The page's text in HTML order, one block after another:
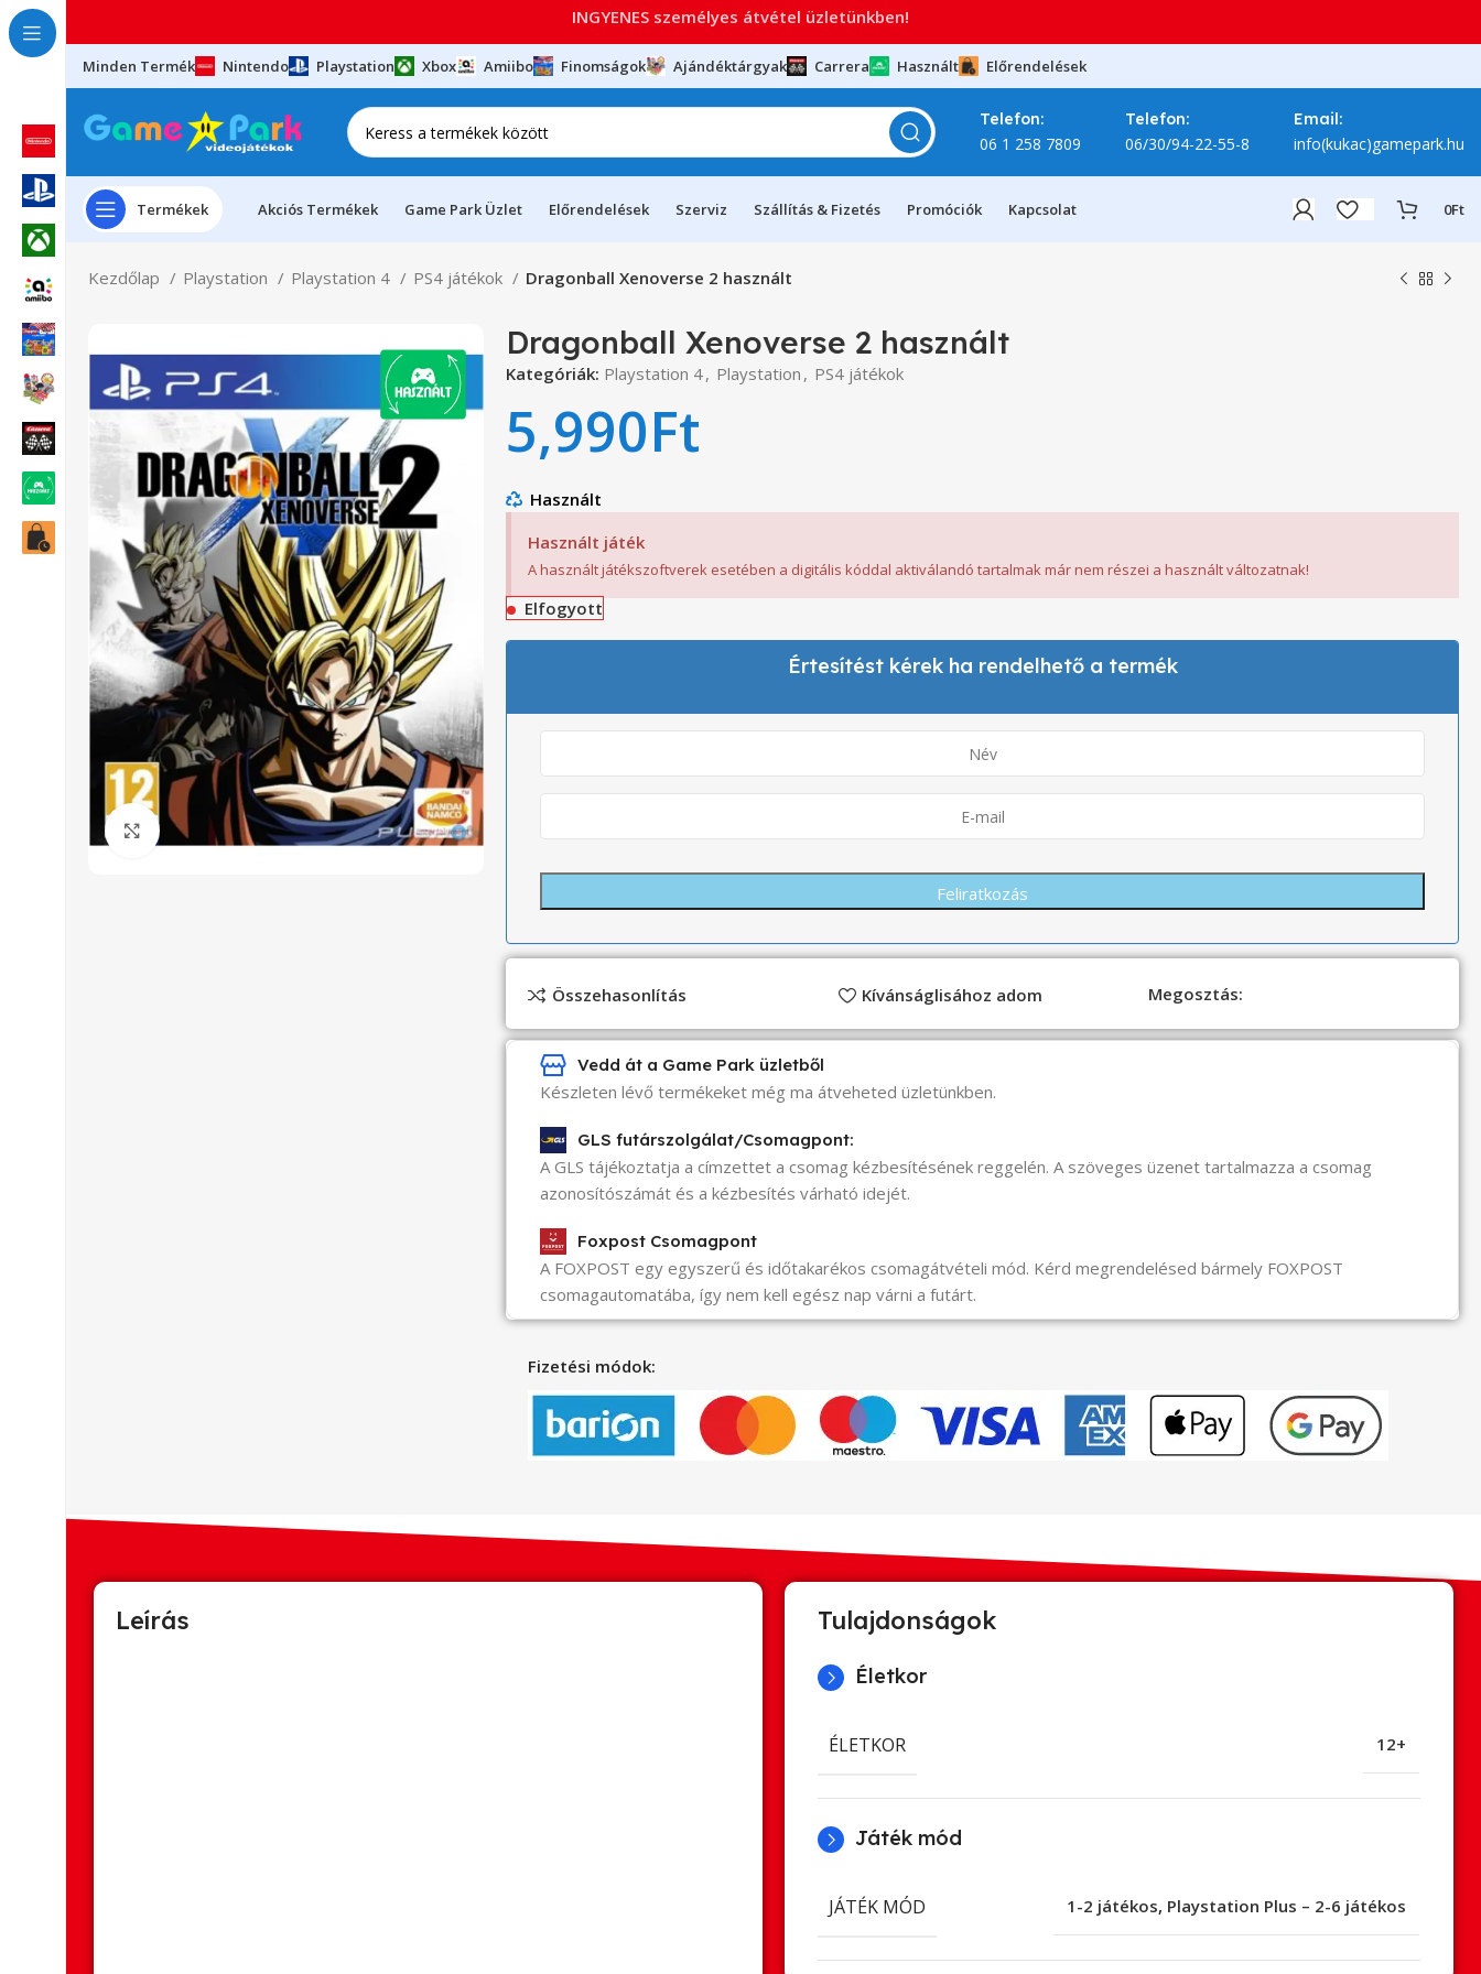
Minden Termék Nintendo Playstation Xbox Amiibo Finomságok Ajándéktárgyak Carrera Használt Előrendelések
Telefon:
06 1 258 7809
Telefon:
06/30/94-22-55-8
Email:
info(kukac)gamepark.hu
Termékek Akciós Termékek Game Park Üzlet Előrendelések Szerviz Szállítás & Fizetés Promóciók Kapcsolat 0Ft
Kezdőlap Playstation Playstation 4 PS4 játékok Dragonball Xenoverse 2 használt
Click to enlarge
Dragonball Xenoverse 2 használt
Kategóriák: Playstation 4, Playstation , PS4 játékok
5,990Ft
Használt
Használt játék
A használt játékszoftverek esetében a digitális kóddal aktiválandó tartalmak már nem részei a használt változatnak!
Elfogyott
Értesítést kérek ha rendelhető a termék
Összehasonlítás Kívánságlisához adom Megosztás:
Vedd át a Game Park üzletből
Készleten lévő termékeket még ma átveheted üzletünkben.
GLS futárszolgálat/Csomagpont:
A GLS tájékoztatja a címzettet a csomag kézbesítésének reggelén. A szöveges üzenet tartalmazza a csomag
azonosítószámát és a kézbesítés várható idejét.
Foxpost Csomagpont
A FOXPOST egy egyszerű és időtakarékos csomagátvételi mód. Kérd megrendelésed bármely FOXPOST
csomagautomatába, így nem kell egész nap várni a futárt.
Fizetési módok:
Leírás Tulajdonságok
Életkor
ÉLETKOR 12+
Játék mód
JÁTÉK MÓD 1-2 játékos, Playstation Plus – 2-6 játékos
INGYENES személyes átvétel üzletünkben!